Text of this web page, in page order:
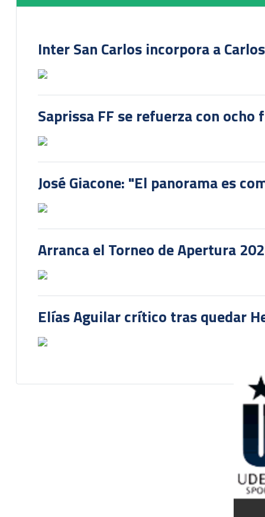
Inter San Carlos incorpora a
Saprissa FF se refuerza con
José Giacone: "El panorama es
Arranca el Torneo de Apertura
Elías Aguilar crítico tras quedar